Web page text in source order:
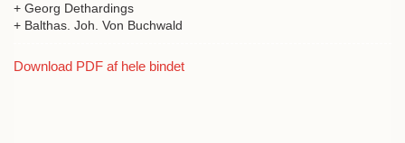
+ Georg Dethardings
+ Balthas. Joh. Von Buchwald
Download PDF af hele bindet